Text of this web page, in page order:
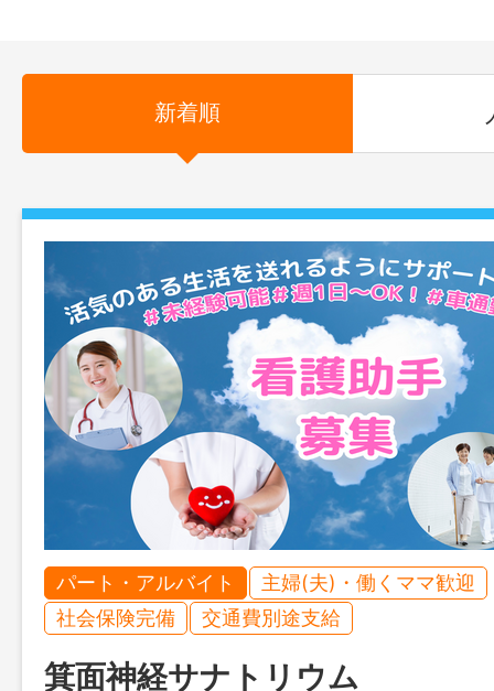
新着順
パート・アルバイト
主婦(夫)・働くママ歓迎
社会保険完備
交通費別途支給
箕面神経サナトリウム